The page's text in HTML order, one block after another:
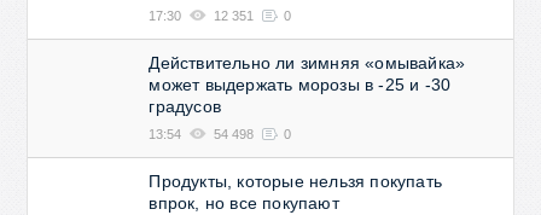
17:30 12 351 0
Действительно ли зимняя «омывайка»
может выдержать морозы в -25 и -30
градусов
13:54 54 498 0
Продукты, которые нельзя покупать
впрок, но все покупают